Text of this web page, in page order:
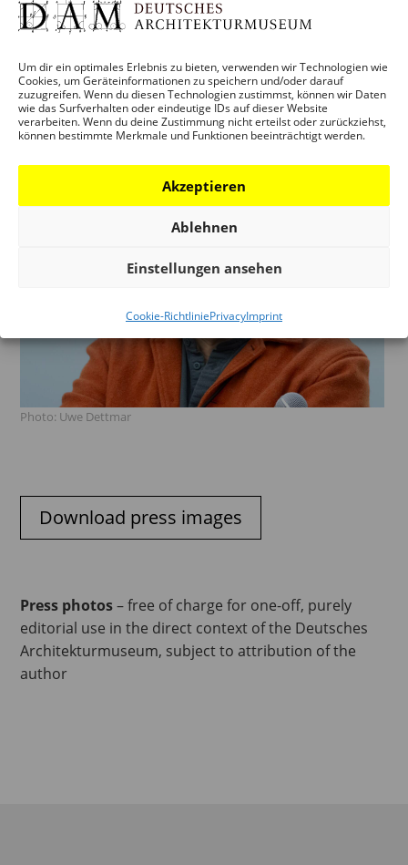
Um dir ein optimales Erlebnis zu bieten, verwenden wir Technologien wie
Cookies, um Geräteinformationen zu speichern und/oder darauf
zuzugreifen. Wenn du diesen Technologien zustimmst, können wir Daten
wie das Surfverhalten oder eindeutige IDs auf dieser Website
verarbeiten. Wenn du deine Zustimmung nicht erteilst oder zurückziehst,
können bestimmte Merkmale und Funktionen beeinträchtigt werden.
Akzeptieren
Ablehnen
Einstellungen ansehen
Cookie-RichtliniePrivacyImprint
Photo: Kirsten Bucher
Photo: Uwe Dettmar
Download press images
Press photos– free of charge for one-off, purely
editorial use in the direct context of the Deutsches
Architekturmuseum, subject to attribution of the
author